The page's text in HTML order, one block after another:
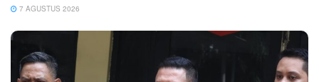
7 AGUSTUS 2026